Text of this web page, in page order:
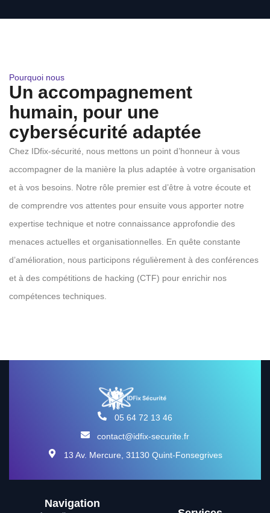
Pourquoi nous
Un accompagnement
humain, pour une
cybersécurité adaptée
Chez IDfix-sécurité, nous mettons un point d’honneur à vous
accompagner de la manière la plus adaptée à votre organisation
et à vos besoins. Notre rôle premier est d’être à votre écoute et
de comprendre vos attentes pour ensuite vous apporter notre
expertise technique et notre connaissance approfondie des
menaces actuelles et organisationnelles. En quête constante
d’amélioration, nous participons régulièrement à des conférences
et à des compétitions de hacking (CTF) pour enrichir nos
compétences techniques.
05 64 72 13 46
contact@idfix-securite.fr
13 Av. Mercure, 31130 Quint-Fonsegrives
Navigation